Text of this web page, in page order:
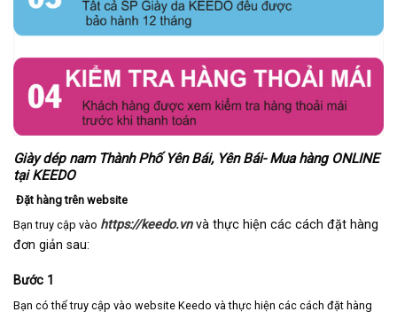
Giày dép nam Thành Phố Yên Bái, Yên Bái- Mua hàng ONLINE
tại KEEDO
Đặt hàng trên website
Bạn truy cập vào https://keedo.vnvà thực hiện các cách đặt hàng
đơn giản sau:
Bước 1
Bạn có thể truy cập vào website Keedo và thực hiện các cách đặt hàng